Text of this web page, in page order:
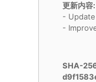
更新内容:
-
-
SHA-